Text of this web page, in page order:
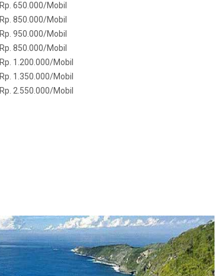
Rp. 650.000/Mobil
Rp. 850.000/Mobil
Rp. 950.000/Mobil
Rp. 850.000/Mobil
Rp. 1.200.000/Mobil
Rp. 1.350.000/Mobil
Rp. 2.550.000/Mobil